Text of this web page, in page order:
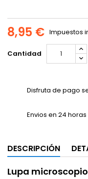
8,95 € Impuestos
Cantidad
Disfruta de pago
Envios en 24 horas
DESCRIPCIÓN
Lupa microscopio